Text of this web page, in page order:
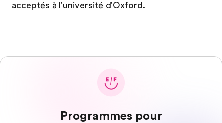
acceptés à l'université d'Oxford.
Programmes pour